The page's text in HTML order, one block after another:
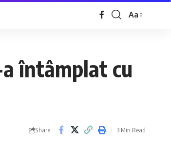
Aa
întâmplat cu
Share 3 Min Read